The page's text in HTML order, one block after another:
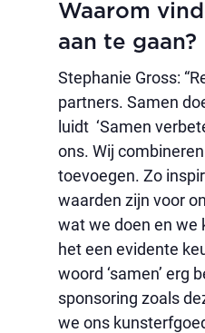
Waarom
aan te gaan?
Stephanie Gross:
partners. Samen
luidt ‘Samen
ons. Wij
toevoegen. Zo
waarden zijn voor
wat we doen en we
het een evidente
woord ‘samen’ erg
sponsoring zoals
we ons